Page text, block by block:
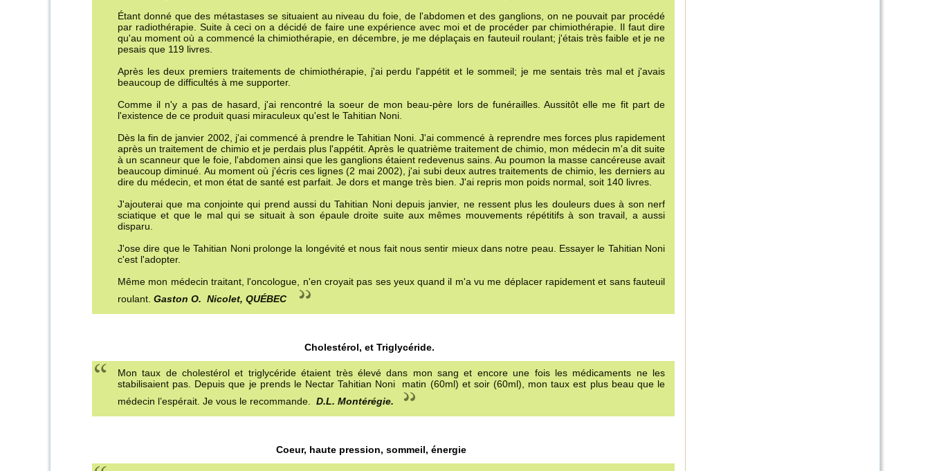
Étant donné que des métastases se situaient au niveau du foie, de l'abdomen et des ganglions, on ne pouvait par procédé
par radiothérapie. Suite à ceci on a décidé de faire une expérience avec moi et de procéder par chimiothérapie. Il faut dire
qu'au moment où a commencé la chimiothérapie, en décembre, je me déplaçais en fauteuil roulant; j'étais très faible et je ne
pesais que 119 livres.
Après les deux premiers traitements de chimiothérapie, j'ai perdu l'appétit et le sommeil; je me sentais très mal et j'avais
beaucoup de difficultés à me supporter.
Comme il n'y a pas de hasard, j'ai rencontré la soeur de mon beau-père lors de funérailles. Aussitôt elle me fit part de
l'existence de ce produit quasi miraculeux qu'est le Tahitian Noni.
Dès la fin de janvier 2002, j'ai commencé à prendre le Tahitian Noni. J'ai commencé à reprendre mes forces plus rapidement
après un traitement de chimio et je perdais plus l'appétit. Après le quatrième traitement de chimio, mon médecin m'a dit suite
à un scanneur que le foie, l'abdomen ainsi que les ganglions étaient redevenus sains. Au poumon la masse cancéreuse avait
beaucoup diminué. Au moment où j'écris ces lignes (2 mai 2002), j'ai subi deux autres traitements de chimio, les derniers au
dire du médecin, et mon état de santé est parfait. Je dors et mange très bien. J'ai repris mon poids normal, soit 140 livres.
J'ajouterai que ma conjointe qui prend aussi du Tahitian Noni depuis janvier, ne ressent plus les douleurs dues à son nerf
sciatique et que le mal qui se situait à son épaule droite suite aux mêmes mouvements répétitifs à son travail, a aussi
disparu.
J'ose dire que le Tahitian Noni prolonge la longévité et nous fait nous sentir mieux dans notre peau. Essayer le Tahitian Noni
c'est l'adopter.
Même mon médecin traitant, l'oncologue, n'en croyait pas ses yeux quand il m'a vu me déplacer rapidement et sans fauteuil
roulant. Gaston O. Nicolet, QUÉBEC
Cholestérol, et Triglycéride.
Mon taux de cholestérol et triglycéride étaient très élevé dans mon sang et encore une fois les médicaments ne les
stabilisaient pas. Depuis que je prends le Nectar Tahitian Noni matin (60ml) et soir (60ml), mon taux est plus beau que le
médecin l’espérait. Je vous le recommande. D.L. Montérégie.
Coeur, haute pression, sommeil, énergie